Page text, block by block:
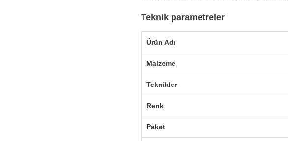
Teknik parametreler
Ürün Adı
Malzeme
Teknikler
Renk
Paket